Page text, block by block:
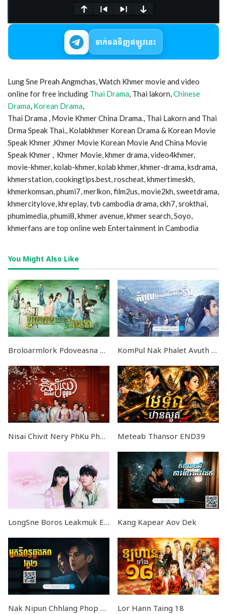
0
seconds
ទាក់ទងទិញឥឡូវនេះ
Lung Sne Preah Angmchas, Watch Khmer movie and video
online for free including Thai Drama, Thai lakorn,Chinese
Drama, Korean Drama,
Thai Drama , Movie Khmer China Drama., Thai Lakorn and Thai
Drma Speak Thai., Kolabkhmer Korean Drama & Korean Movie
Speak Khmer ,Khmer Movie Korean Movie And China Movie
Speak Khmer , Khmer Movie, khmer drama, video4khmer,
movie-khmer, kolab-khmer, kolab khmer, khmer-drama, ksdrama,
khmerstation, cookingtips.best, roscheat, khmertimeskh,
khmerkomsan, phumi7, merlkon, film2us, movie2kh, sweetdrama,
khmercitylove, khreplay, tvb cambodia drama, ckh7, srokthai,
phumimedia, phumi8, khmer avenue, khmer search, Soyo,
khmerfans are top online web Entertainment in Cambodia
You Might Also Like
Broloarmlork Pdoveasna END24 KomPul Nak Phalet Avuth Tep
Nisai Chivit Nery PhKu Phkang END32 Meteab Thansor END39
LongSne Boros Leakmuk END24 Kang Kapear Aov Dek
Nak Nipun Chhlang Phop Vak 2 Lor Hann Taing 18